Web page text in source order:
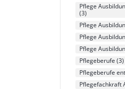
Pflege
(3)
Pflege
Pflege
Pflege
Pflegeberufe (3)
Pflegeberufe
Pflegefachkraft